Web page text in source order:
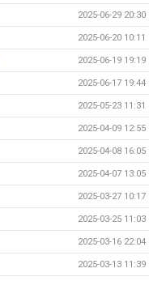
2025-06-29 20:30
2025-06-20 10:11
2025-06-19 19:19
2025-06-17 19:44
2025-05-23 11:31
2025-04-09 12:55
2025-04-08 16:05
2025-04-07 13:05
2025-03-27 10:17
2025-03-25 11:03
2025-03-16 22:04
2025-03-13 11:39